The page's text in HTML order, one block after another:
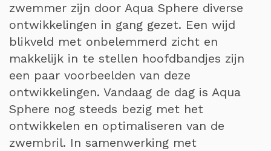
zwemmer zijn door Aqua Sphere diverse
ontwikkelingen in gang gezet. Een wijd
blikveld met onbelemmerd zicht en
makkelijk in te stellen hoofdbandjes zijn
een paar voorbeelden van deze
ontwikkelingen. Vandaag de dag is Aqua
Sphere nog steeds bezig met het
ontwikkelen en optimaliseren van de
zwembril. In samenwerking met